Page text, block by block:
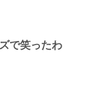
で笑ったわ